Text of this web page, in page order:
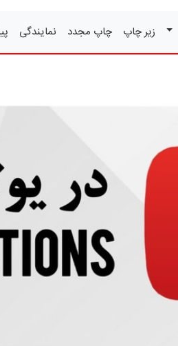
زیر چاپ چاپ مجدد نمایندگی